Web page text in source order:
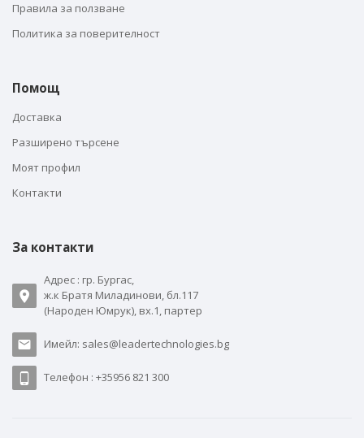
Правила за ползване
Политика за поверителност
Помощ
Доставка
Разширено търсене
Моят профил
Контакти
За контакти
Адрес : гр. Бургас,
ж.к Братя Миладинови, бл.117
(Народен Юмрук), вх.1, партер
Имейл: sales@leadertechnologies.bg
Телефон : +35956 821 300